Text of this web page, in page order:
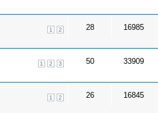
1 2 28 16985
1 2 3 50 33909
1 2 26 16845